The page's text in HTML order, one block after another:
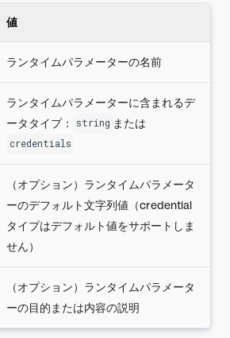
値
ランタイムパラメーターの名前
ランタイムパラメーターに含まれるデ
ータタイプ：
string または
credentials
（オプション）ランタイムパラメータ
ーのデフォルト文字列値（credential
タイプはデフォルト値をサポートしま
せん）
（オプション）ランタイムパラメータ
ーの目的または内容の説明